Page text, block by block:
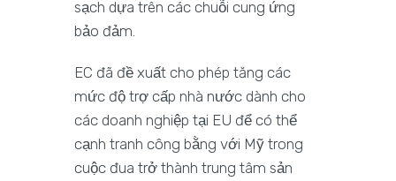
sạch dựa trên các chuỗi cung ứng
bảo đảm.
EC đã đề xuất cho phép tăng các
mức độ trợ cấp nhà nước dành cho
các doanh nghiệp tại EU để có thể
cạnh tranh công bằng với Mỹ trong
cuộc đua trở thành trung tâm sản